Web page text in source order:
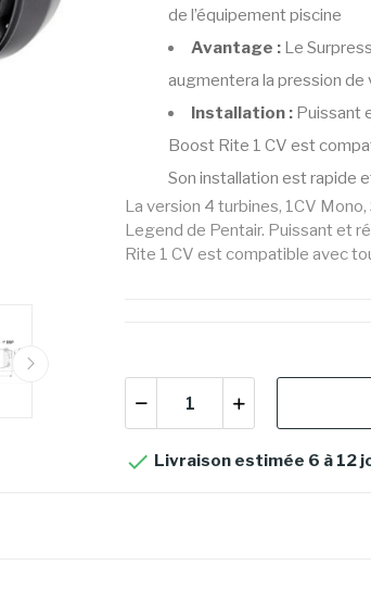
de l’équipement piscine
Avantage : Le
augmentera la pression de
Installation : Puissant
Boost Rite 1 CV est
Son installation est rapide
La version 4 turbines, 1CV
Legend de Pentair. Puissant et
Rite 1 CV est compatible avec
 Livraison estimée 6 à 12